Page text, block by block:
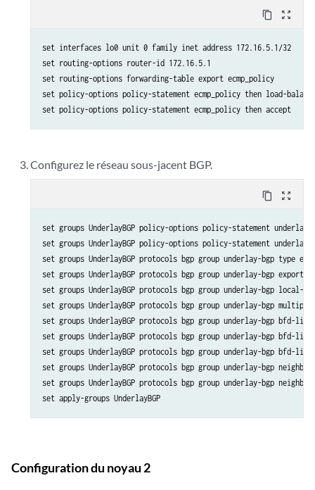
content_copy zoom_out_map
set interfaces lo0 unit 0 family inet address 172.16.5.1/32
set routing-options router-id 172.16.5.1
set routing-options forwarding-table export ecmp_policy
set policy-options policy-statement ecmp_policy then load-
Configurez le réseau sous-jacent BGP.
content_copy zoom_out_map
set groups UnderlayBGP policy-options policy-statement
set groups UnderlayBGP policy-options policy-statement
set groups UnderlayBGP protocols bgp group underlay-bgp type
set groups UnderlayBGP protocols bgp group underlay-bgp export
set groups UnderlayBGP protocols bgp group underlay-bgp local-as
set groups UnderlayBGP protocols bgp group underlay-bgp
set groups UnderlayBGP protocols bgp group underlay-bgp bfd-
set groups UnderlayBGP protocols bgp group underlay-bgp bfd-
set groups UnderlayBGP protocols bgp group underlay-bgp bfd-
set groups UnderlayBGP protocols bgp group underlay-bgp
set groups UnderlayBGP protocols bgp group underlay-bgp
Configuration du noyau 2